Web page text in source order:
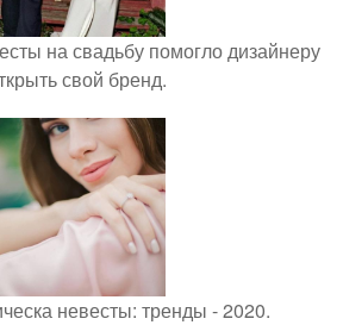
на свадьбу помогло дизайнеру
свой бренд.
невесты: тренды - 2020.